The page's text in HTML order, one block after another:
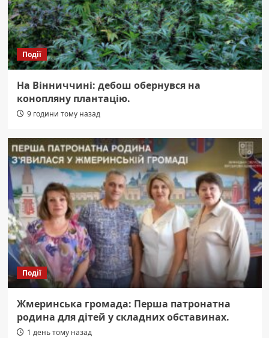
Події
На Вінниччині: дебош обернувся на
конопляну плантацію.
9 години тому назад
Події
Жмеринська громада: Перша патронатна
родина для дітей у складних обставинах.
1 день тому назад